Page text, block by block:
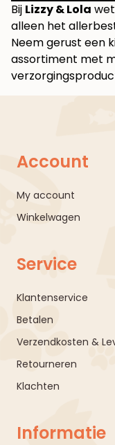
Bij Lizzy & Lola
alleen het
Neem gerust een
assortiment met
Account
My account
Winkelwagen
Service
Klantenservice
Betalen
Verzendkosten &
Retourneren
Klachten
Informatie